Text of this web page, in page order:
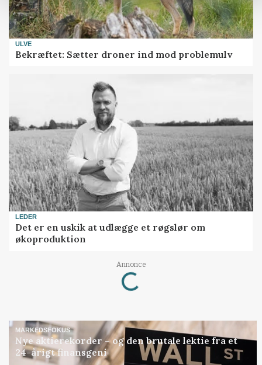
ULVE
Bekræftet: Sætter droner ind mod problemulv
LEDER
Det er en uskik at udlægge et røgslør om
økoproduktion
Annonce
Loading...
MARKEDSFOKUS
Nye aktierekorder – og den brutale lektie fra et
24-årigt finansgeni